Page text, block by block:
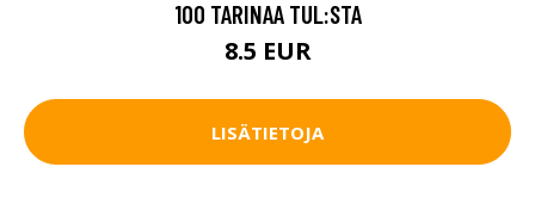
100 TARINAA TUL:STA
8.5 EUR
LISÄTIETOJA